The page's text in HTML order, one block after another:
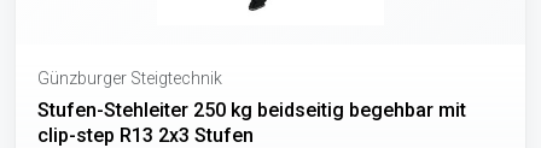
Günzburger Steigtechnik
Stufen-Stehleiter 250 kg beidseitig begehbar mit
clip-step R13 2x3 Stufen